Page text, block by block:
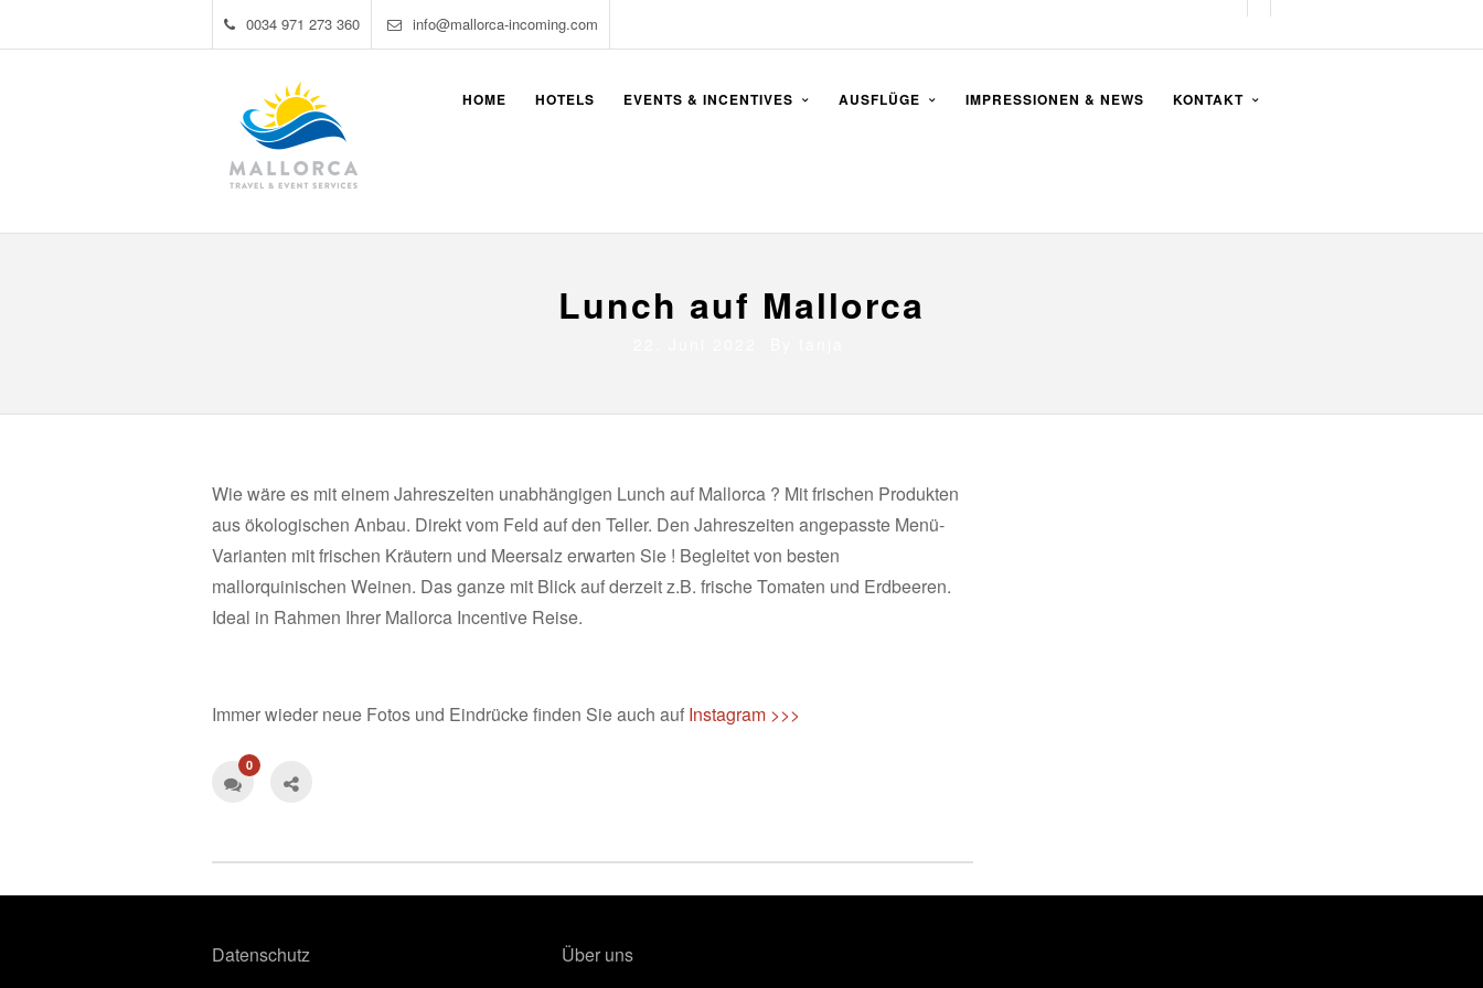
0034 971 273 360 info@mallorca-incoming.com
HOME HOTELS EVENTS & INCENTIVES AUSFLÜGE IMPRESSIONEN & NEWS KONTAKT
Lunch auf Mallorca
Wie wäre es mit einem Jahreszeiten unabhängigen Lunch auf Mallorca ? Mit frischen Produkten
aus ökologischen Anbau. Direkt vom Feld auf den Teller. Den Jahreszeiten angepasste Menü-
Varianten mit frischen Kräutern und Meersalz erwarten Sie ! Begleitet von besten
mallorquinischen Weinen. Das ganze mit Blick auf derzeit z.B. frische Tomaten und Erdbeeren.
Ideal in Rahmen Ihrer Mallorca Incentive Reise.
Immer wieder neue Fotos und Eindrücke finden Sie auch auf Instagram >>>
0
Datenschutz
Über uns